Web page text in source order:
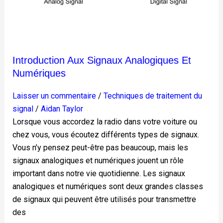
Introduction Aux Signaux Analogiques Et
Numériques
Laisser un commentaire / Techniques de traitement du
signal/ Aidan Taylor
Lorsque vous accordez la radio dans votre voiture ou
chez vous, vous écoutez différents types de signaux.
Vous n’y pensez peut-être pas beaucoup, mais les
signaux analogiques et numériques jouent un rôle
important dans notre vie quotidienne. Les signaux
analogiques et numériques sont deux grandes classes
de signaux qui peuvent être utilisés pour transmettre
des